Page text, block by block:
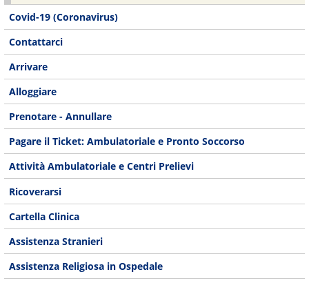
Covid-19 (Coronavirus)
Contattarci
Arrivare
Alloggiare
Prenotare - Annullare
Pagare il Ticket: Ambulatoriale e Pronto Soccorso
Attività Ambulatoriale e Centri Prelievi
Ricoverarsi
Cartella Clinica
Assistenza Stranieri
Assistenza Religiosa in Ospedale